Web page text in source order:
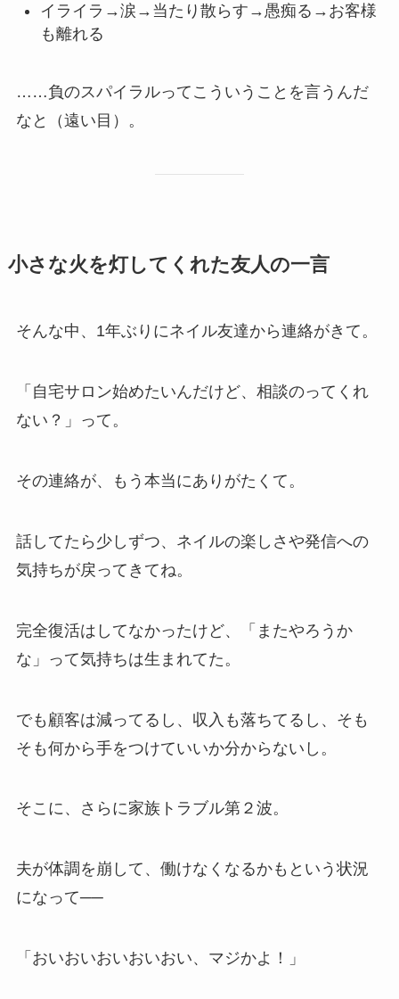
イライラ→涙→当たり散らす→愚痴る→お客様
も離れる
……負のスパイラルってこういうことを言うんだ
なと（遠い目）。
小さな火を灯してくれた友人の一言
そんな中、1年ぶりにネイル友達から連絡がきて。
「自宅サロン始めたいんだけど、相談のってくれ
ない？」って。
その連絡が、もう本当にありがたくて。
話してたら少しずつ、ネイルの楽しさや発信への
気持ちが戻ってきてね。
完全復活はしてなかったけど、「またやろうか
な」って気持ちは生まれてた。
でも顧客は減ってるし、収入も落ちてるし、そも
そも何から手をつけていいか分からないし。
そこに、さらに家族トラブル第２波。
夫が体調を崩して、働けなくなるかもという状況
になって──
「おいおいおいおいおい、マジかよ！」